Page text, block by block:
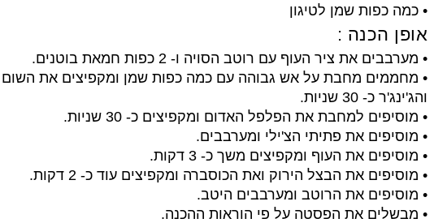
• כמה כפות שמן לטיגון
אופן הכנה :
• מערבבים את ציר העוף עם רוטב הסויה ו- 2 כפות חמאת בוטנים.
• מחממים מחבת על אש גבוהה עם כמה כפות שמן ומקפיצים את השום
והג'ינג'ר כ- 30 שניות.
• מוסיפים למחבת את הפלפל האדום ומקפיצים כ- 30 שניות.
• מוסיפים את פתיתי הצ'ילי ומערבבים.
• מוסיפים את העוף ומקפיצים משך כ- 3 דקות.
• מוסיפים את הבצל הירוק ואת הכוסברה ומקפיצים עוד כ- 2 דקות.
• מוסיפים את הרוטב ומערבבים היטב.
• מבשלים את הפסטה על פי הוראות ההכנה.